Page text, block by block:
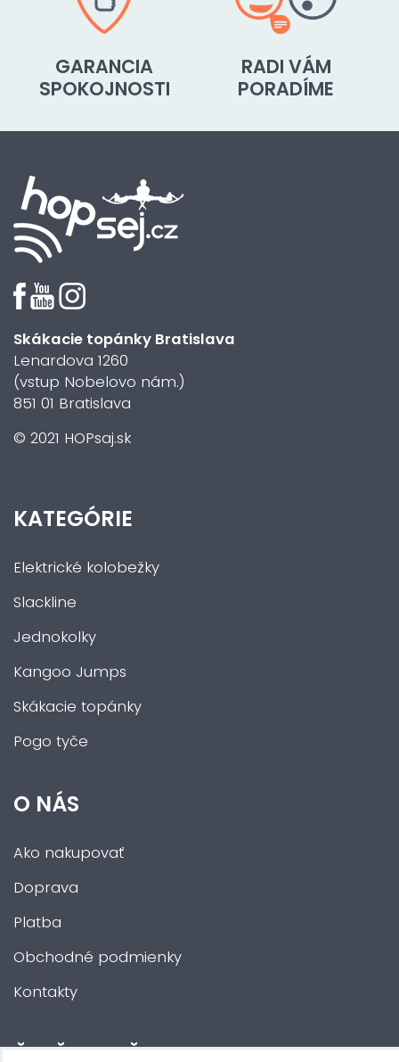
GARANCIA
SPOKOJNOSTI
RADI VÁM
PORADÍME
Skákacie topánky Bratislava
Lenardova 1260
(vstup Nobelovo nám.)
851 01 Bratislava
© 2021 HOPsaj.sk
KATEGÓRIE
Elektrické kolobežky
Slackline
Jednokolky
Kangoo Jumps
Skákacie topánky
Pogo tyče
O NÁS
Ako nakupovať
Doprava
Platba
Obchodné podmienky
Kontakty
ĎALŠIE SLUŽBY